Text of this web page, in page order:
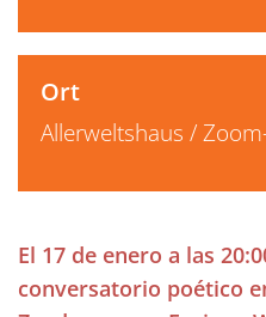
Ort
Allerweltshaus /
El 17 de enero a las
conversatorio poético